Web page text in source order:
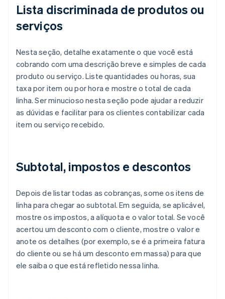
Lista discriminada de produtos ou
serviços
Nesta seção, detalhe exatamente o que você está
cobrando com uma descrição breve e simples de cada
produto ou serviço. Liste quantidades ou horas, sua
taxa por item ou por hora e mostre o total de cada
linha. Ser minucioso nesta seção pode ajudar a reduzir
as dúvidas e facilitar para os clientes contabilizar cada
item ou serviço recebido.
Subtotal, impostos e descontos
Depois de listar todas as cobranças, some os itens de
linha para chegar ao subtotal. Em seguida, se aplicável,
mostre os impostos, a alíquota e o valor total. Se você
acertou um desconto com o cliente, mostre o valor e
anote os detalhes (por exemplo, se é a primeira fatura
do cliente ou se há um desconto em massa) para que
ele saiba o que está refletido nessa linha.